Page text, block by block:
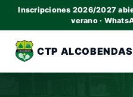
Inscripciones 2026/2027
verano ·
CTP ALCOBENDAS